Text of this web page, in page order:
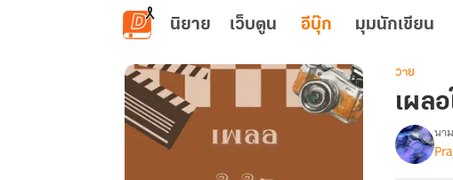
ข้ามไปยังเนื้อหาหลัก
นิยาย เว็บตูน อีบุ๊ก มุมนักเขียน
วาย
เผล
เรื่อง
เผลอ
นา